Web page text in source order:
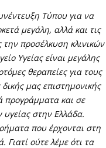
Τύπου για να
μεγάλη, αλλά και τις
την προσέλκυση κλινικών
Υγείας είναι μεγάλης
θεραπείες για τους
μας επιστημονικής
προγράμματα και σε
υγείας στην Ελλάδα.
που έρχονται στη
ούτε λέμε ότι τα